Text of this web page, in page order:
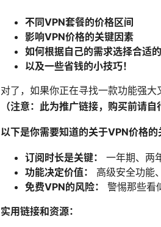
不同VPN套餐的价格区间
影响VPN价格的关键因素
如何根据自己的需求选择合适
以及一些省钱的小技巧！
对了，如果你正在寻找一款功能强大
（注意：此为推广链接，购买前请自
以下是你需要知道的关于VPN价格的
订阅时长是关键：
一年期、两
功能决定价值：
高级安全功能
免费VPN的风险：
警惕那些看
实用链接和资源：